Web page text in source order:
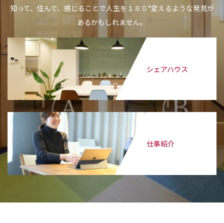
知って、住んで、感じることで人生を１８０°変えるような発見が
あるかもしれません。
シェアハウス
仕事紹介